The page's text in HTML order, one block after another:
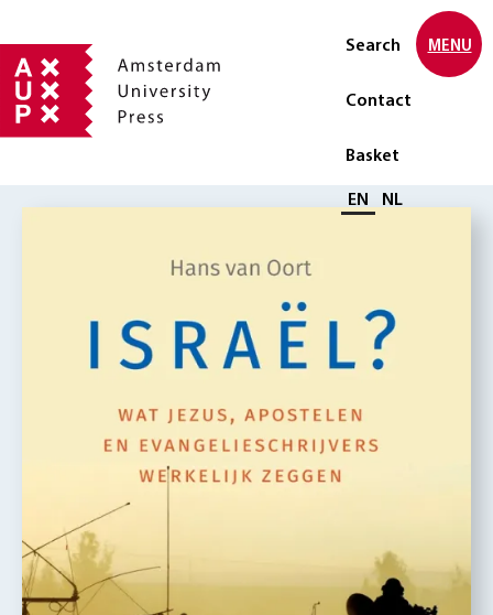
Search
Contact
Basket
Select language
EN NL
MENU